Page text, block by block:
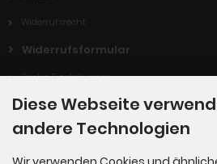
Widerrufsrecht
Widerrufsformular
Cookie Einstellungen
Informationen
Diese Webseite
andere Technologien